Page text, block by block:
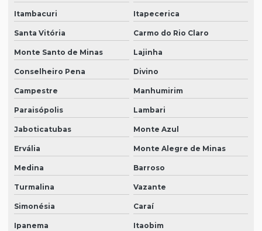
Itambacuri Itapecerica
Santa Vitória Carmo do Rio Claro
Monte Santo de Minas Lajinha
Conselheiro Pena Divino
Campestre Manhumirim
Paraisópolis Lambari
Jaboticatubas Monte Azul
Ervália Monte Alegre de Minas
Medina Barroso
Turmalina Vazante
Simonésia Caraí
Ipanema Itaobim